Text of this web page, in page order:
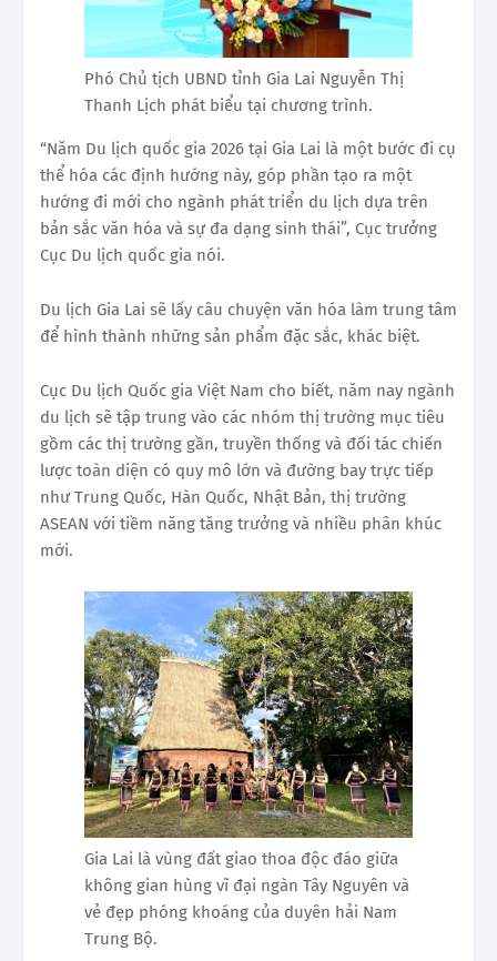
Phó Chủ tịch UBND tỉnh Gia Lai Nguyễn Thị
Thanh Lịch phát biểu tại chương trình.
“Năm Du lịch quốc gia 2026 tại Gia Lai là một bước đi cụ
thể hóa các định hướng này, góp phần tạo ra một
hướng đi mới cho ngành phát triển du lịch dựa trên
bản sắc văn hóa và sự đa dạng sinh thái”, Cục trưởng
Cục Du lịch quốc gia nói.
Du lịch Gia Lai sẽ lấy câu chuyện văn hóa làm trung tâm
để hình thành những sản phẩm đặc sắc, khác biệt.
Cục Du lịch Quốc gia Việt Nam cho biết, năm nay ngành
du lịch sẽ tập trung vào các nhóm thị trường mục tiêu
gồm các thị trường gần, truyền thống và đối tác chiến
lược toàn diện có quy mô lớn và đường bay trực tiếp
như Trung Quốc, Hàn Quốc, Nhật Bản, thị trường
ASEAN với tiềm năng tăng trưởng và nhiều phân khúc
mới.
Gia Lai là vùng đất giao thoa độc đáo giữa
không gian hùng vĩ đại ngàn Tây Nguyên và
vẻ đẹp phóng khoáng của duyên hải Nam
Trung Bộ.